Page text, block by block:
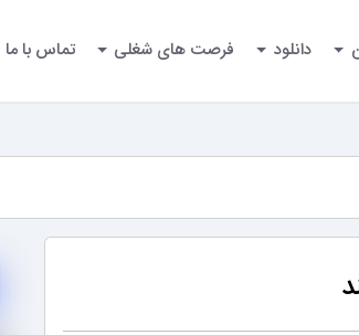
دانلود فرصت های شغلی تماس با ما